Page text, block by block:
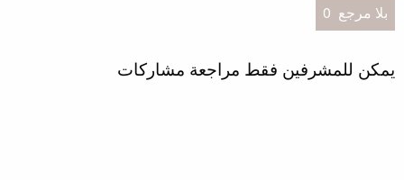
بلا مرجع 0
يمكن للمشرفين فقط مراجعة مشاركات